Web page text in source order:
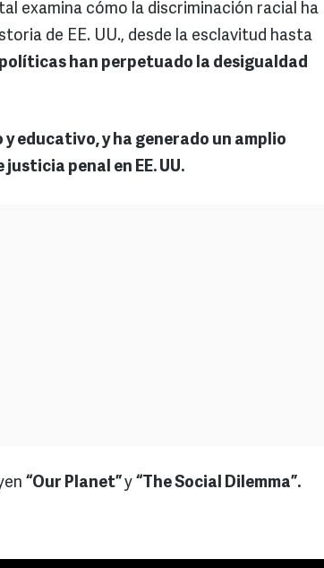
examina cómo la discriminación racial ha
de EE. UU., desde la esclavitud hasta
han perpetuado la desigualdad
educativo, y ha generado un amplio
penal en EE. UU.
“Our Planet” y “The Social Dilemma”.